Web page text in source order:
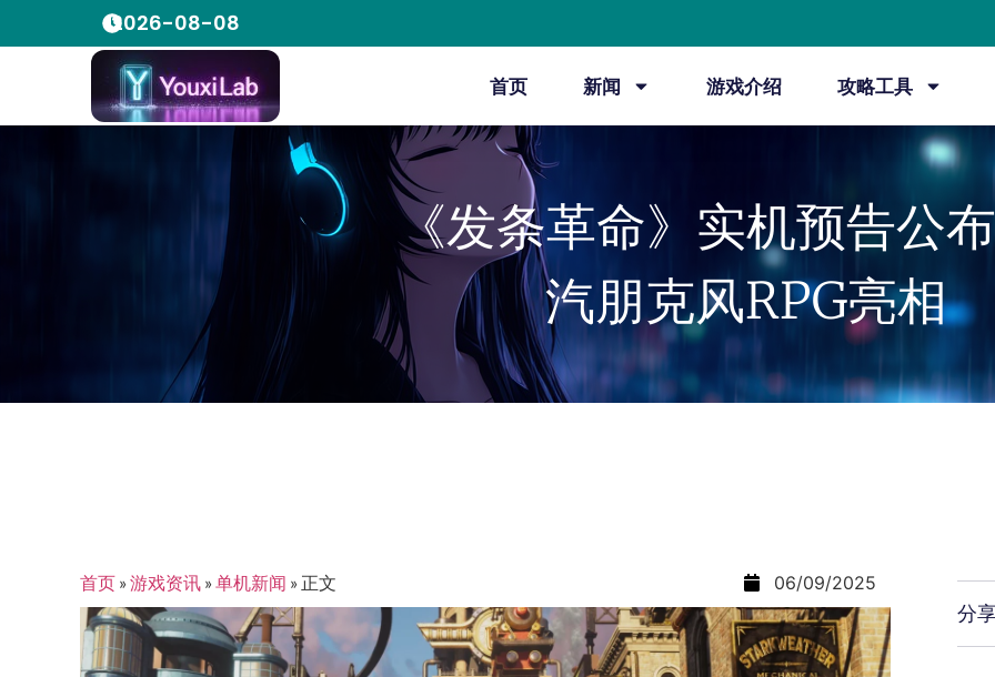
2026-08-08
首页 新闻 游戏介绍 攻略工具
《发条革命》实机预告公
汽朋克风RPG亮相
首页 »游戏资讯 »单机新闻 » 正文 06/09/2025
分